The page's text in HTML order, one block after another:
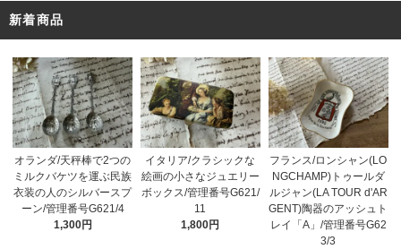
新着商品
オランダ/天秤棒で2つの
ミルクバケツを運ぶ民族
衣装の人のシルバースプ
ーン/管理番号G621/4
1,300円
イタリア/クラシックな
絵画の小さなジュエリー
ボックス/管理番号G621/
11
1,800円
フランス/ロンシャン(LO
NGCHAMP)トゥールダ
ルジャン(LA TOUR d'AR
GENT)陶器のアッシュト
レイ「A」/管理番号G62
3/3